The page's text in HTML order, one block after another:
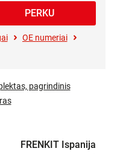
OE numeriai
pagrindinis
FRENKIT Ispanija